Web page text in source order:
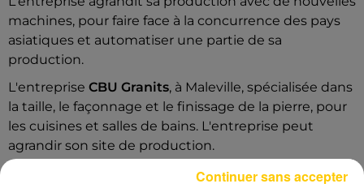
machines, pour faire face à la concurrence des pays
asiatiques et automatiser une partie de sa
production.
L'entreprise CBU Granits, à Maleville, spécialisée dans
la taille, le façonnage et le finissage de la pierre, pour
les cuisines et salles de bains. L'entreprise peut
agrandir son site de production.
, à Boisse-Penchot, experte
Continuer sans accepter